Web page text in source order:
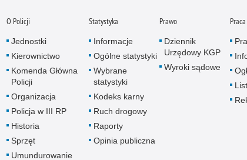
O Policji
Jednostki
Kierownictwo
Komenda Główna
Policji
Organizacja
Policja w III RP
Historia
Sprzęt
Umundurowanie
Statystyka
Informacje
Ogólne statystyki
Wybrane
statystyki
Kodeks karny
Ruch drogowy
Raporty
Opinia publiczna
Prawo
Dziennik
Urzędowy KGP
Wyroki sądowe